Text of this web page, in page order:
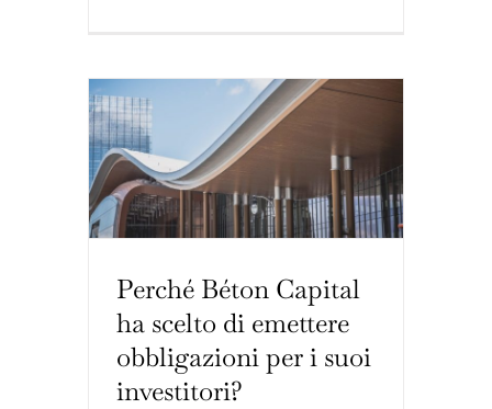
Perché Béton Capital
ha scelto di emettere
obbligazioni per i suoi
investitori?